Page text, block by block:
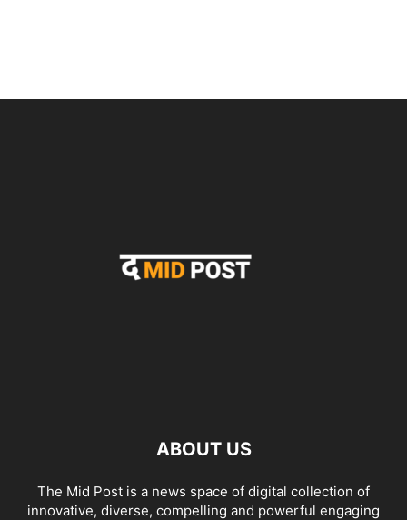
ABOUT US
The Mid Post is a news space of digital collection of
innovative, diverse, compelling and powerful engaging